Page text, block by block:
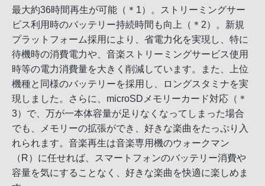
最大約36時間再生が可能（＊1）。ストリーミングサー
ビス利用時のバッテリー持続時間も向上（＊2）。新規
プラットフォーム採用により、省電力化を実現し、特に
待機時の消費電力や、音楽ストリーミングサービス使用
時等の電力消費量を大きく削減しています。また、上位
機種と同様のバッテリーを採用し、ロングスタミナを実
現しました。さらに、microSDメモリーカード対応（＊
3）で、万が一本体容量が足りなくなってしまった場合
でも、メモリーの拡張ができ、好きな楽曲をたっぷり入
れられます。音楽再生は音楽専用機のウォークマン
（R）に任せれば、スマートフォンのバッテリー消費や
容量を気にすることなく、好きな楽曲を快適に楽しめま